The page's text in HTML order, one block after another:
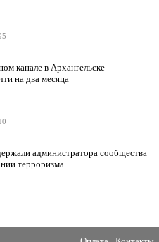
канале в Архангельске
на два месяца
администратора сообщества
терроризма